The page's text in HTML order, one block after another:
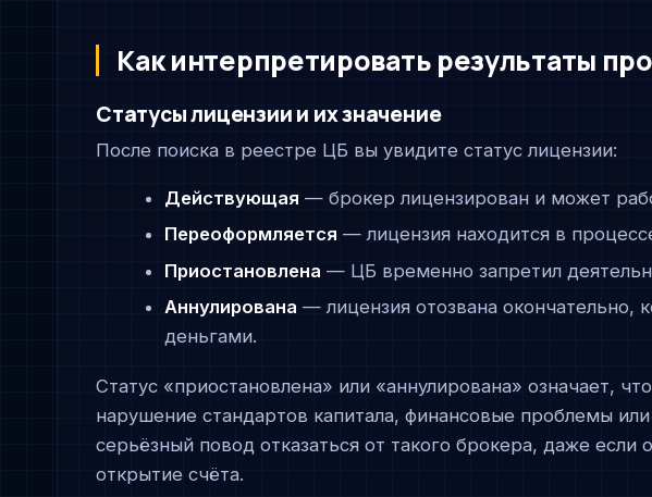
Как интерпретировать результаты
Статусы лицензии и их значение
После поиска в реестре ЦБ вы увидите статус лицензии:
Действующая — брокер лицензирован и может
Переоформляется — лицензия находится в
Приостановлена — ЦБ временно запретил
Аннулирована — лицензия отозвана окончательно,
деньгами.
Статус «приостановлена» или «аннулирована» означает,
нарушение стандартов капитала, финансовые проблемы
серьёзный повод отказаться от такого брокера, даже если
открытие счёта.